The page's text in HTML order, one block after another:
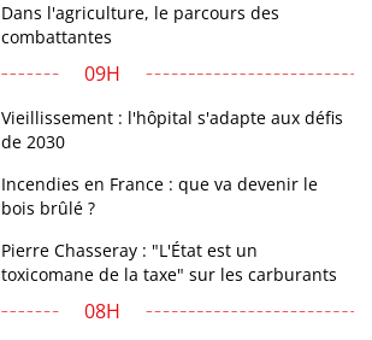
Dans l'agriculture, le parcours des
combattantes
09H
Vieillissement : l'hôpital s'adapte aux défis
de 2030
Incendies en France : que va devenir le
bois brûlé ?
Pierre Chasseray : "L'État est un
toxicomane de la taxe" sur les carburants
08H